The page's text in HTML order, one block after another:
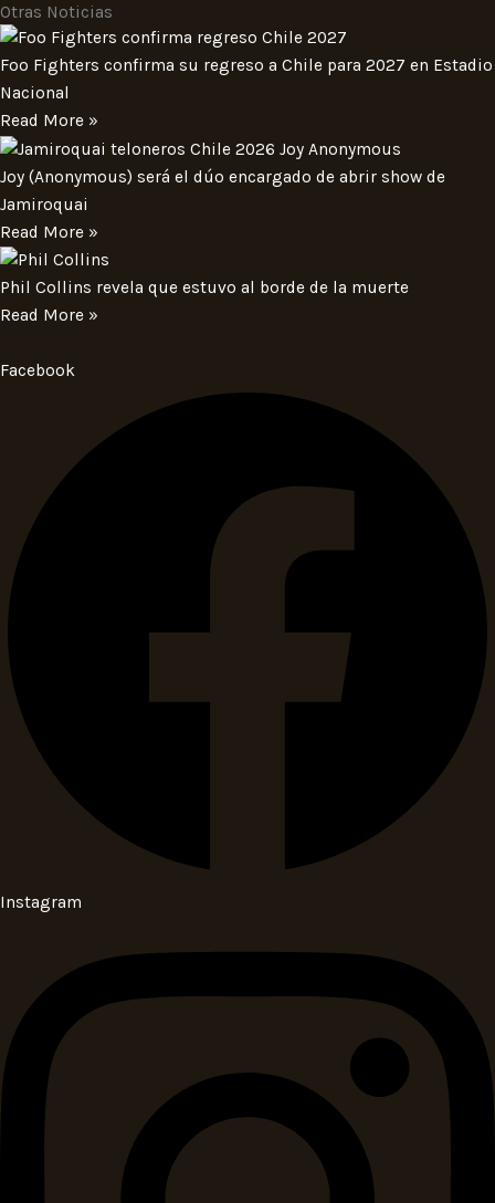
Otras Noticias
Foo Fighters confirma su regreso a Chile para 2027 en Estadio
Nacional
Read More »
Joy (Anonymous) será el dúo encargado de abrir show de
Jamiroquai
Read More »
Phil Collins revela que estuvo al borde de la muerte
Read More »
Facebook
Instagram